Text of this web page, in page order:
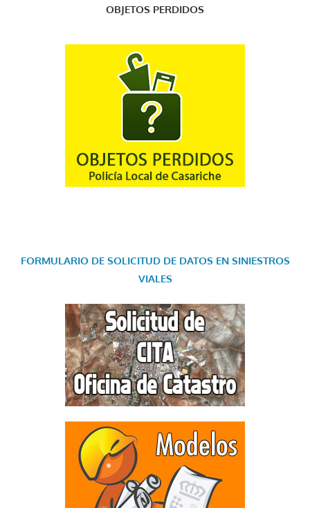
OBJETOS PERDIDOS
FORMULARIO DE SOLICITUD DE DATOS EN SINIESTROS
VIALES